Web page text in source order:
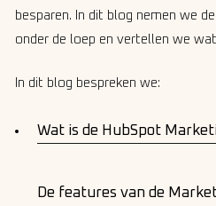
besparen. In dit blog nemen we de
onder de loep en vertellen we
In dit blog bespreken we:
Wat is de HubSpot
De features van de